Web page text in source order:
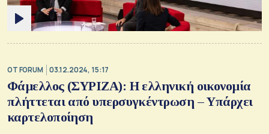
OT FORUM 03.12.2024, 15:17
Φάμελλος (ΣΥΡΙΖΑ): Η ελληνική οικονομία
πλήττεται από υπερσυγκέντρωση – Υπάρχει
καρτελοποίηση